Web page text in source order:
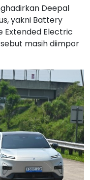
Deepal
yakni Battery
Extended Electric
masih diimpor